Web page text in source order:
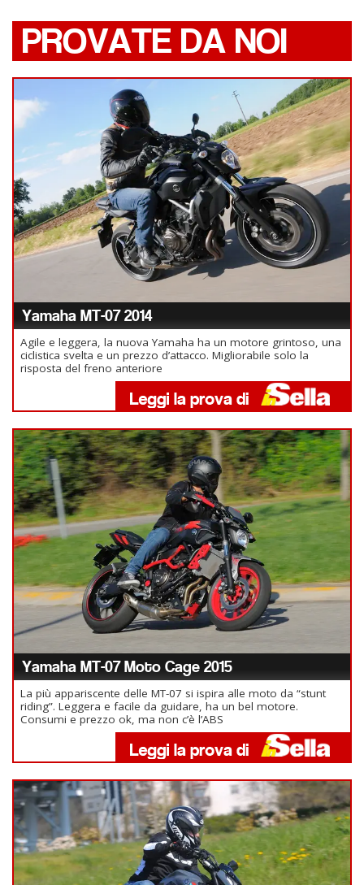
PROVATE DA NOI
Yamaha MT-07 2014
Agile e leggera, la nuova Yamaha ha un motore grintoso, una
ciclistica svelta e un prezzo d’attacco. Migliorabile solo la
risposta del freno anteriore
Yamaha MT-07 Moto Cage 2015
La più appariscente delle MT-07 si ispira alle moto da “stunt
riding”. Leggera e facile da guidare, ha un bel motore.
Consumi e prezzo ok, ma non c’è l’ABS